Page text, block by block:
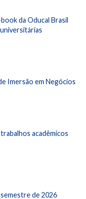
da Oducal Brasil
Imersão em Negócios
acadêmicos
de 2026